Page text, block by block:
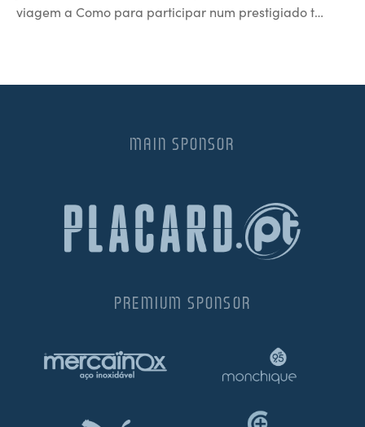
viagem a Como para participar num prestigiado t…
MAIN SPONSOR
PREMIUM SPONSOR